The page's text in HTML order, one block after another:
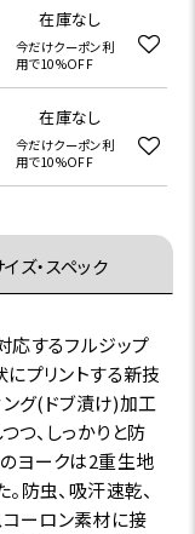
在庫なし
今だけクーポン利
用で10%OFF
在庫なし
今だけクーポン利
用で10%OFF
イズ・スペック
応するフルジップ
プリントする新技
ング(ドブ漬け)加工
つ、しっかりと防
ヨークは2重生地
防虫、吸汗速乾、
コーロン素材に接